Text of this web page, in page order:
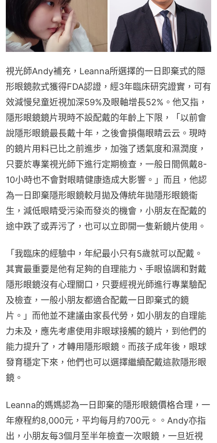
視光師Andy補充，Leanna所選擇的一日即棄式的隠
形眼鏡款式獲得FDA認證，經3年臨床研究證實，可有
效減慢兒童近視加深59%及眼軸增長52%。他又指，
隱形眼鏡鏡片現時不設配戴的年齡上下限，「以前會
說隱形眼鏡最長戴十年，之後會損傷眼睛云云。現時
的鏡片用料已比之前進步，加強了透氣度和濕潤度，
只要於專業視光師下進行定期檢查，一般日間佩戴8-
10小時也不會對眼睛健康造成大影響。」而且，他認
為一日即棄隱形眼鏡較月拋及傳統年拋隱形眼鏡衞
生，減低眼睛受污染而發炎的機會，小朋友在配戴的
途中跌了或弄污了，也可以立即開一隻新鏡片使用。
「我臨床的經驗中，年紀最小只有5歲就可以配戴。
其實最重要是他有足夠的自理能力、手眼協調和對戴
隱形眼鏡沒有心理關口，只要經視光師進行專業驗配
及檢查，一般小朋友都適合配戴一日即棄式的鏡
片。」而他並不建議由家長代勞，如小朋友的自理能
力未及，應先考慮使用非眼球接觸的鏡片，到他們的
能力提升了，才轉用隱形眼鏡。而孩子成年後，眼球
發育穩定下來，他們也可以選擇繼續配戴這款隱形眼
鏡。
Leanna的媽媽認為一日即棄的隱形眼鏡價格合理，一
年療程約8,000元，平均每月約700元。。Andy亦指
出，小朋友每3個月至半年檢查一次眼鏡，一旦近視